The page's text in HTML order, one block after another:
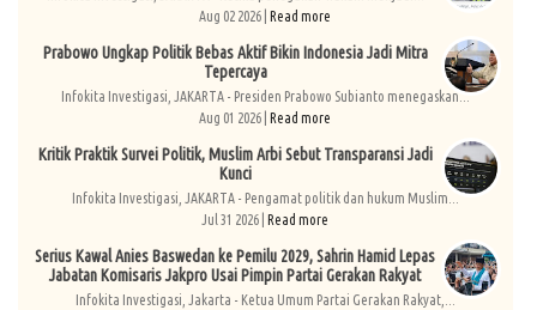
Aug 02 2026 | Read more
Prabowo Ungkap Politik Bebas Aktif Bikin Indonesia Jadi Mitra
Tepercaya
Infokita Investigasi, JAKARTA - Presiden Prabowo Subianto menegaskan...
Aug 01 2026 | Read more
Kritik Praktik Survei Politik, Muslim Arbi Sebut Transparansi Jadi
Kunci
Infokita Investigasi, JAKARTA - Pengamat politik dan hukum Muslim...
Jul 31 2026 | Read more
Serius Kawal Anies Baswedan ke Pemilu 2029, Sahrin Hamid Lepas
Jabatan Komisaris Jakpro Usai Pimpin Partai Gerakan Rakyat
Infokita Investigasi, Jakarta - Ketua Umum Partai Gerakan Rakyat,...